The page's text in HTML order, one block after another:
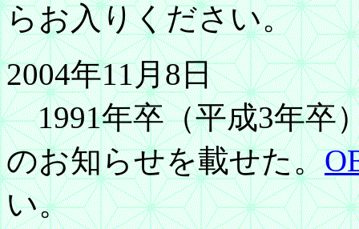
らお入りください。
2004年11月8日
1991年卒（平成3年卒
のお知らせを載せた。
い。